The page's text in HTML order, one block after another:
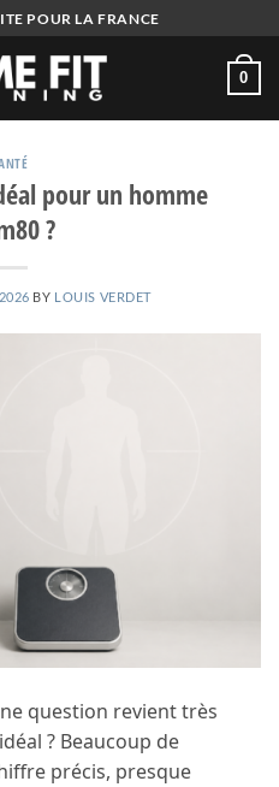
POUR LA FRANCE
0
pour un homme
?
BY LOUIS VERDET
question revient très
? Beaucoup de
précis, presque